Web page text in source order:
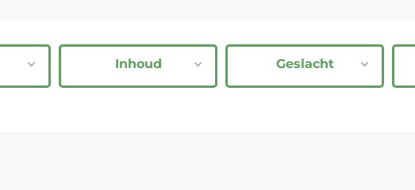
Inhoud Geslacht